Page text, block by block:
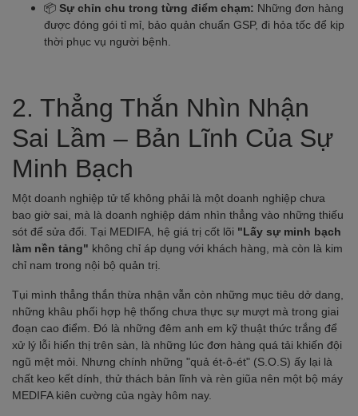
📦 Sự chỉn chu trong từng điểm chạm: Những đơn hàng
được đóng gói tỉ mỉ, bảo quản chuẩn GSP, đi hỏa tốc để kịp
thời phục vụ người bệnh.
2. Thẳng Thắn Nhìn Nhận
Sai Lầm – Bản Lĩnh Của Sự
Minh Bạch
Một doanh nghiệp tử tế không phải là một doanh nghiệp chưa
bao giờ sai, mà là doanh nghiệp dám nhìn thẳng vào những thiếu
sót để sửa đổi. Tại MEDIFA, hệ giá trị cốt lõi "Lấy sự minh bạch
làm nền tảng" không chỉ áp dụng với khách hàng, mà còn là kim
chỉ nam trong nội bộ quản trị.
Tụi mình thẳng thắn thừa nhận vẫn còn những mục tiêu dở dang,
những khâu phối hợp hệ thống chưa thực sự mượt mà trong giai
đoạn cao điểm. Đó là những đêm anh em kỹ thuật thức trắng để
xử lý lỗi hiển thị trên sàn, là những lúc đơn hàng quá tải khiến đội
ngũ mệt mỏi. Nhưng chính những "quả ét-ô-ét" (S.O.S) ấy lại là
chất keo kết dính, thử thách bản lĩnh và rèn giũa nên một bộ máy
MEDIFA kiên cường của ngày hôm nay.